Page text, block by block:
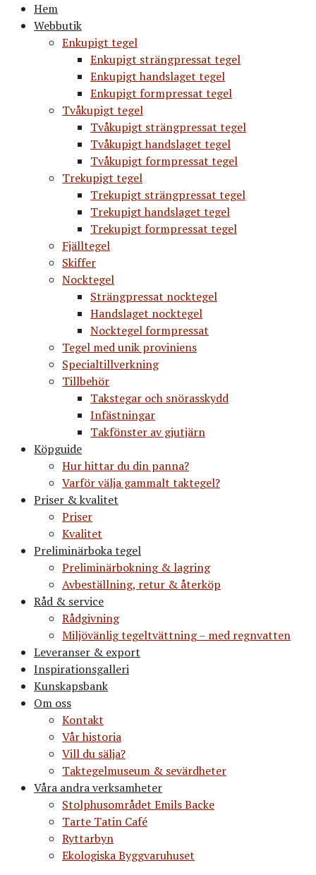
Hem
Webbutik
Enkupigt tegel
Enkupigt strängpressat tegel
Enkupigt handslaget tegel
Enkupigt formpressat tegel
Tvåkupigt tegel
Tvåkupigt strängpressat tegel
Tvåkupigt handslaget tegel
Tvåkupigt formpressat tegel
Trekupigt tegel
Trekupigt strängpressat tegel
Trekupigt handslaget tegel
Trekupigt formpressat tegel
Fjälltegel
Skiffer
Nocktegel
Strängpressat nocktegel
Handslaget nocktegel
Nocktegel formpressat
Tegel med unik proviniens
Specialtillverkning
Tillbehör
Takstegar och snörasskydd
Infästningar
Takfönster av gjutjärn
Köpguide
Hur hittar du din panna?
Varför välja gammalt taktegel?
Priser & kvalitet
Priser
Kvalitet
Preliminärboka tegel
Preliminärbokning & lagring
Avbeställning, retur & återköp
Råd & service
Rådgivning
Miljövänlig tegeltvättning – med regnvatten
Leveranser & export
Inspirationsgalleri
Kunskapsbank
Om oss
Kontakt
Vår historia
Vill du sälja?
Taktegelmuseum & sevärdheter
Våra andra verksamheter
Stolphusområdet Emils Backe
Tarte Tatin Café
Ryttarbyn
Ekologiska Byggvaruhuset